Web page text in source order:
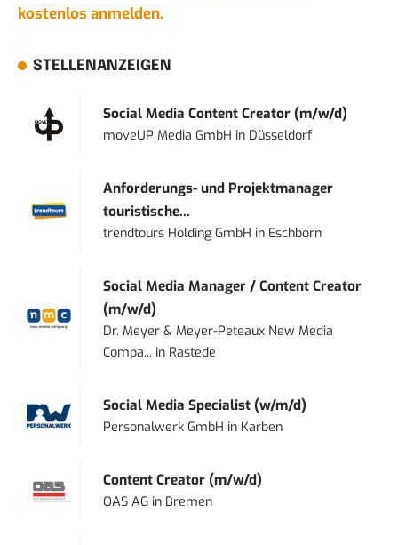
kostenlos anmelden.
STELLENANZEIGEN
Social Media Content Creator (m/w/d)
moveUP Media GmbH in Düsseldorf
Anforderungs- und Projektmanager
touristische...
trendtours Holding GmbH in Eschborn
Social Media Manager / Content Creator
(m/w/d)
Dr. Meyer & Meyer-Peteaux New Media
Compa... in Rastede
Social Media Specialist (w/m/d)
Personalwerk GmbH in Karben
Content Creator (m/w/d)
OAS AG in Bremen